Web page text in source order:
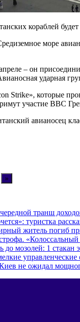
кораблей
море
– он
ударная
Strike», которые
участие ВВС
авианосец
транш
туристка
житель погиб
до мозолей: 1 стакан
не ожидал